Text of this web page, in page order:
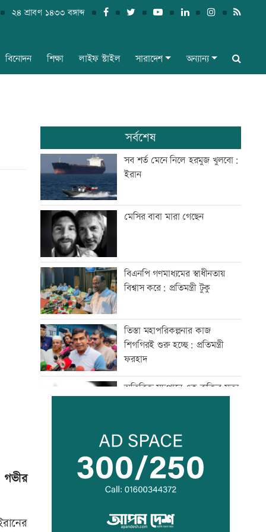
২৪ শ্রাবণ ১৪৩৩ বঙ্গাব্দ
বিনোদন শিক্ষা লাইফ স্টাইল সারাদেশ অন্যান্য
গভীর
সর্বশেষ
সব শর্ত মেনে নিলে হরমুজ খুলবো:
ইরান
মেসির বাবা মারা গেছেন
বিএনপি গণমাধ্যমের স্বাধীনতায়
বিশ্বাস করে: প্রতিমন্ত্রী টুকু
তিস্তা মহাপরিকল্পনার কাজ
শিগগিরই শুরু হচ্ছে: প্রতিমন্ত্রী
ফরহাদ
অতিরিক্ত মদপানে এক ব্যক্তির মৃত্যু
ইবির গবেষণাপত্র প্রত্যাহারের
ঘটনায় তদন্ত কমিটি
থানায় মামলা